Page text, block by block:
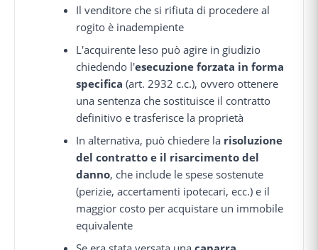
Il venditore che si rifiuta di procedere al
rogito è inadempiente
L'acquirente leso può agire in giudizio
chiedendo l'esecuzione forzata in forma
specifica (art. 2932 c.c.), ovvero ottenere
una sentenza che sostituisce il contratto
definitivo e trasferisce la proprietà
In alternativa, può chiedere la risoluzione
del contratto e il risarcimento del
danno, che include le spese sostenute
(perizie, accertamenti ipotecari, ecc.) e il
maggior costo per acquistare un immobile
equivalente